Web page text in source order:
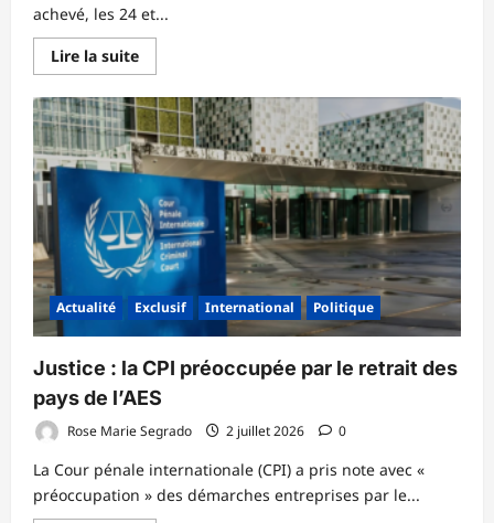
achevé, les 24 et...
Lire la suiteEn
savoir
sur
Contrats
d’objectifs
2026
:
un
taux
moyen
d’exécution
de
55,16
%
mi-
parcours,
la
en
tête
avec
75,10
%
Actualité Exclusif International Politique
‎Justice : la CPI préoccupée par le retrait des
pays de l’AES ‎
Rose Marie Segrado 2 juillet 2026 0
‎La Cour pénale internationale (CPI) a pris note avec «
préoccupation » des démarches entreprises par le...